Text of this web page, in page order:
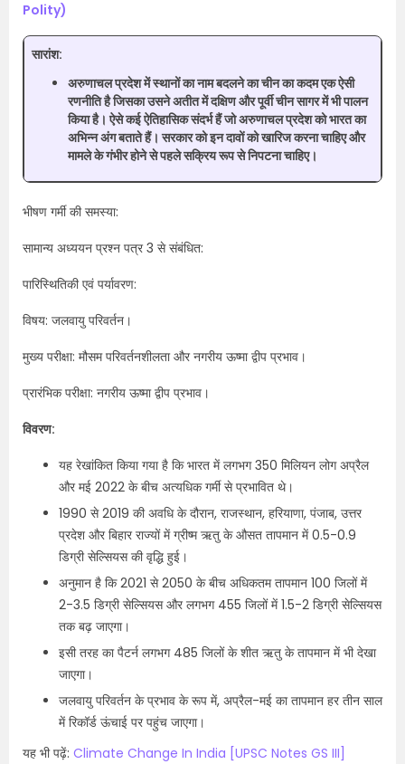
Polity)
सारांश:
अरुणाचल प्रदेश में स्थानों का नाम बदलने का चीन का कदम एक ऐसी
रणनीति है जिसका उसने अतीत में दक्षिण और पूर्वी चीन सागर में भी पालन
किया है। ऐसे कई ऐतिहासिक संदर्भ हैं जो अरुणाचल प्रदेश को भारत का
अभिन्न अंग बताते हैं। सरकार को इन दावों को खारिज करना चाहिए और
मामले के गंभीर होने से पहले सक्रिय रूप से निपटना चाहिए।
भीषण गर्मी की समस्या:
सामान्य अध्ययन प्रश्न पत्र 3 से संबंधित:
पारिस्थितिकी एवं पर्यावरण:
विषय: जलवायु परिवर्तन।
मुख्य परीक्षा: मौसम परिवर्तनशीलता और नगरीय ऊष्मा द्वीप प्रभाव।
प्रारंभिक परीक्षा: नगरीय ऊष्मा द्वीप प्रभाव।
विवरण:
यह रेखांकित किया गया है कि भारत में लगभग 350 मिलियन लोग अप्रैल
और मई 2022 के बीच अत्यधिक गर्मी से प्रभावित थे।
1990 से 2019 की अवधि के दौरान, राजस्थान, हरियाणा, पंजाब, उत्तर
प्रदेश और बिहार राज्यों में ग्रीष्म ऋतु के औसत तापमान में 0.5-0.9
डिग्री सेल्सियस की वृद्धि हुई।
अनुमान है कि 2021 से 2050 के बीच अधिकतम तापमान 100 जिलों में
2-3.5 डिग्री सेल्सियस और लगभग 455 जिलों में 1.5-2 डिग्री सेल्सियस
तक बढ़ जाएगा।
इसी तरह का पैटर्न लगभग 485 जिलों के शीत ऋतु के तापमान में भी देखा
जाएगा।
जलवायु परिवर्तन के प्रभाव के रूप में, अप्रैल-मई का तापमान हर तीन साल
में रिकॉर्ड ऊंचाई पर पहुंच जाएगा।
यह भी पढ़ें: Climate Change In India [UPSC Notes GS III]